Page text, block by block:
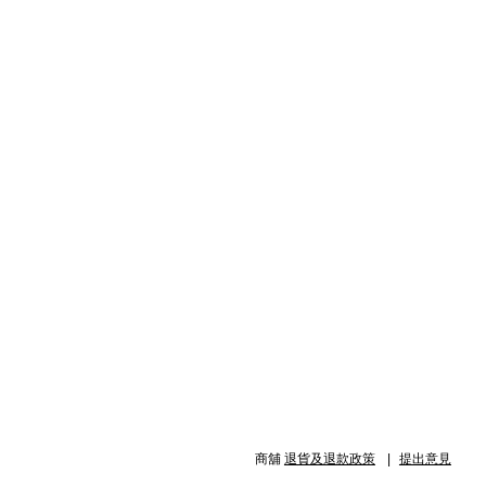
商舖 退貨及退款政策 提出意見